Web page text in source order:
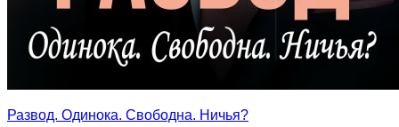
Развод. Одинока. Свободна. Ничья?